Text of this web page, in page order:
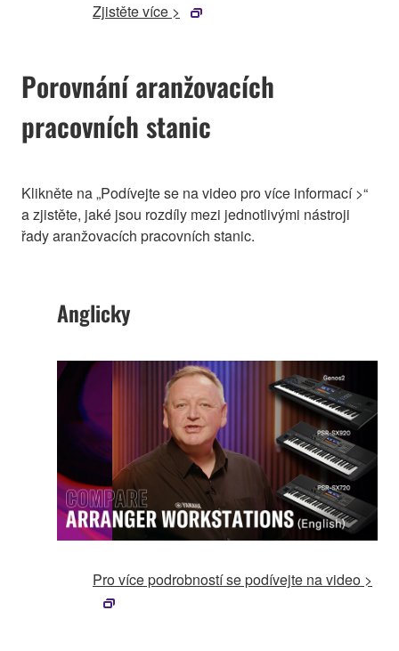
Zjistěte více >
Porovnání aranžovacích
pracovních stanic
Klikněte na „Podívejte se na video pro více informací >“
a zjistěte, jaké jsou rozdíly mezi jednotlivými nástroji
řady aranžovacích pracovních stanic.
Anglicky
Pro více podrobností se podívejte na video >